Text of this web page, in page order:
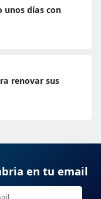
unos días con
renovar sus
en tu email